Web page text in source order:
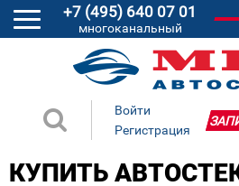
+7 (495) 640 07 01
многоканальный
Войти
Регистрация
КУПИТЬ